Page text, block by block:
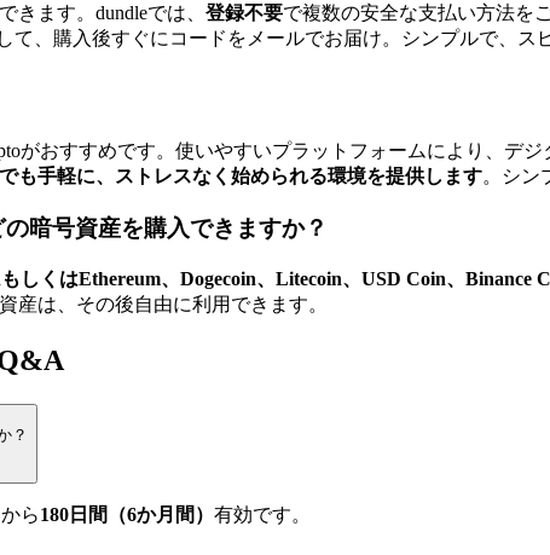
ます。dundleでは、 登録不要で複数の安全な支払い方法を
て、購入後すぐにコードをメールでお届け。シンプルで、ス
がおすすめです。使いやすいプラットフォームにより、デ
も手軽に、ストレスなく始められる環境を提供します。シン
暗号資産を購入できますか？
しくはEthereum、Dogecoin、Litecoin、USD Coin、Binance
産は、その後自由に利用できます。
？
ら180日間（6か月間） 有効です。